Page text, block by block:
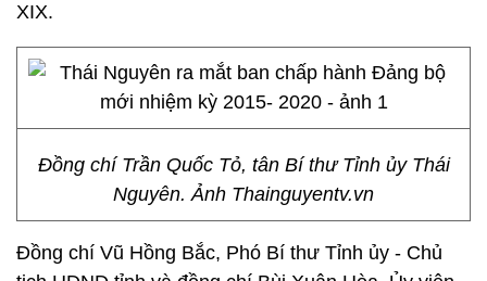
XIX.
Đồng chí Trần Quốc Tỏ, tân Bí thư Tỉnh ủy Thái
Nguyên. Ảnh Thainguyentv.vn
Đồng chí Vũ Hồng Bắc, Phó Bí thư Tỉnh ủy - Chủ